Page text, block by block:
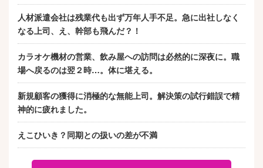
人材派遣会社は残業代も出ず万年人手不足。急に出社しなく
なる上司、え、幹部も飛んだ？！
カラオケ機材の営業、飲み屋への訪問は必然的に深夜に。職
場へ戻るのは翌２時…。体に堪える。
新規顧客の獲得に消極的な無能上司。解決策の試行錯誤で精
神的に疲れました。
えこひいき？同期との扱いの差が不満